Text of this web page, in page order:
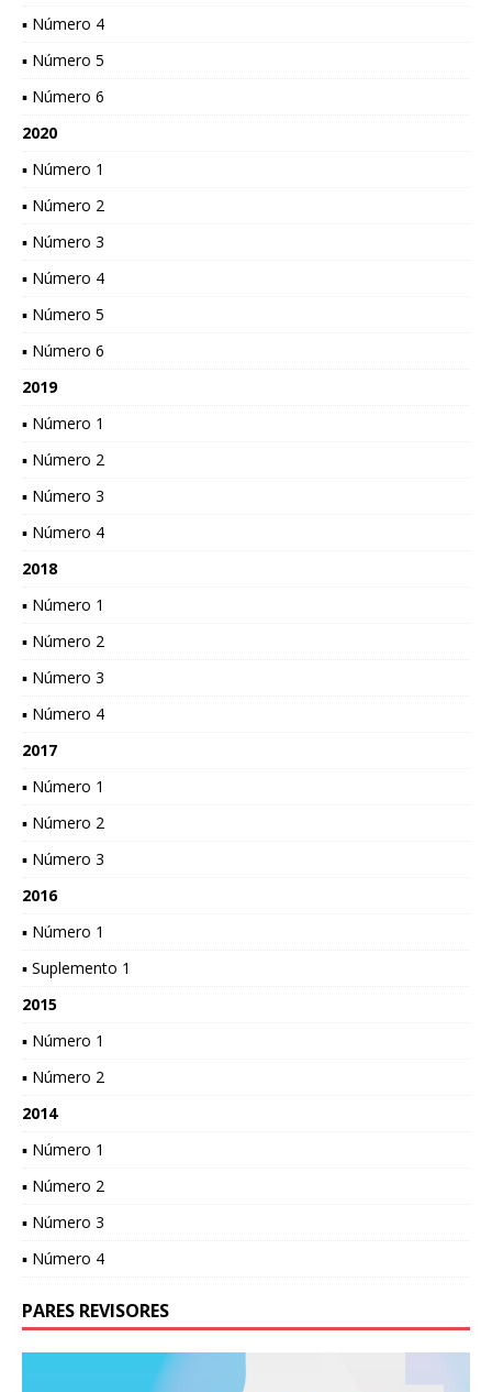
▪ Número 4
▪ Número 5
▪ Número 6
2020
▪ Número 1
▪ Número 2
▪ Número 3
▪ Número 4
▪ Número 5
▪ Número 6
2019
▪ Número 1
▪ Número 2
▪ Número 3
▪ Número 4
2018
▪ Número 1
▪ Número 2
▪ Número 3
▪ Número 4
2017
▪ Número 1
▪ Número 2
▪ Número 3
2016
▪ Número 1
▪ Suplemento 1
2015
▪ Número 1
▪ Número 2
2014
▪ Número 1
▪ Número 2
▪ Número 3
▪ Número 4
PARES REVISORES